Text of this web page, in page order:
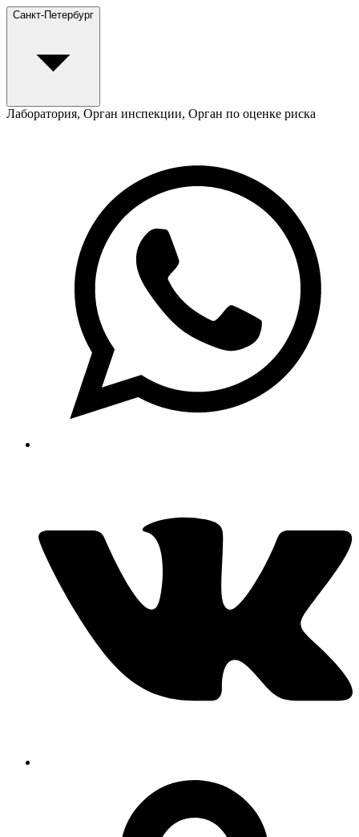
Санкт-Петербург
Лаборатория, Орган инспекции, Орган по оценке риска